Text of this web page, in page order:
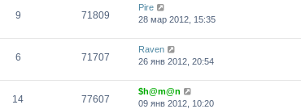
9 71809
Pire
28 мар 2012, 15:35
6 71707
Raven
26 янв 2012, 20:54
14 77607
$h@m@n
09 янв 2012, 10:20